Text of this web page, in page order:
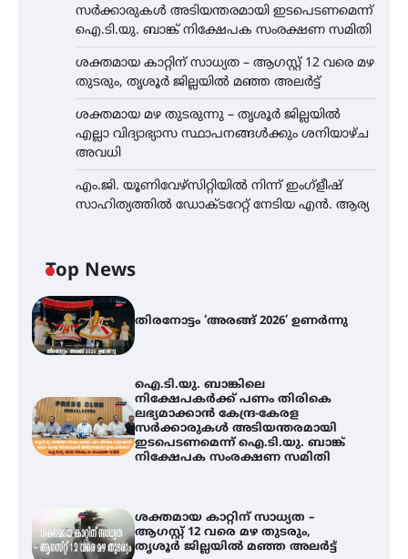
സർക്കാരുകൾ അടിയന്തരമായി ഇടപെടണമെന്ന്
ഐ.ടി.യു. ബാങ്ക് നിക്ഷേപക സംരക്ഷണ സമിതി
ശക്തമായ കാറ്റിന് സാധ്യത – ആഗസ്റ്റ് 12 വരെ മഴ
തുടരും, തൃശൂർ ജില്ലയിൽ മഞ്ഞ അലർട്ട്
ശക്തമായ മഴ തുടരുന്നു – തൃശൂർ ജില്ലയിൽ
എല്ലാ വിദ്യാഭ്യാസ സ്ഥാപനങ്ങൾക്കും ശനിയാഴ്ച
അവധി
എം.ജി. യൂണിവേഴ്‌സിറ്റിയിൽ നിന്ന് ഇംഗ്ളീഷ്
സാഹിത്യത്തിൽ ഡോക്ടറേറ്റ് നേടിയ എൻ. ആര്യ
Top News
തിരനോട്ടം ‘അരങ്ങ് 2026’ ഉണർന്നു
ഐ.ടി.യു. ബാങ്കിലെ
നിക്ഷേപകർക്ക് പണം തിരികെ
ലഭ്യമാക്കാൻ കേന്ദ്ര-കേരള
സർക്കാരുകൾ അടിയന്തരമായി
ഇടപെടണമെന്ന് ഐ.ടി.യു. ബാങ്ക്
നിക്ഷേപക സംരക്ഷണ സമിതി
ശക്തമായ കാറ്റിന് സാധ്യത –
ആഗസ്റ്റ് 12 വരെ മഴ തുടരും,
തൃശൂർ ജില്ലയിൽ മഞ്ഞ അലർട്ട്